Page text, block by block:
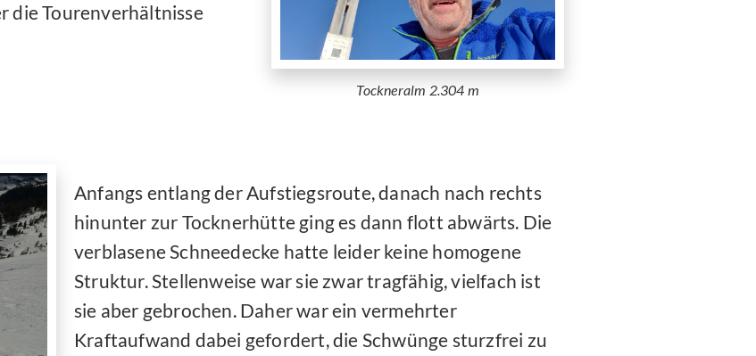
die Tourenverhältnisse
Tockneralm 2.304 m
Anfangs entlang der Aufstiegsroute, danach nach rechts
hinunter zur Tocknerhütte ging es dann flott abwärts. Die
verblasene Schneedecke hatte leider keine homogene
Struktur. Stellenweise war sie zwar tragfähig, vielfach ist
sie aber gebrochen. Daher war ein vermehrter
Kraftaufwand dabei gefordert, die Schwünge sturzfrei zu